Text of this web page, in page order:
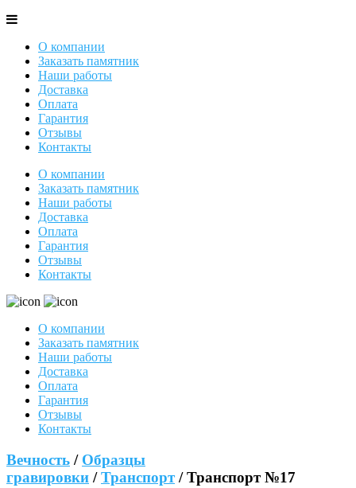
О компании
Заказать памятник
Наши работы
Доставка
Оплата
Гарантия
Отзывы
Контакты
О компании
Заказать памятник
Наши работы
Доставка
Оплата
Гарантия
Отзывы
Контакты
О компании
Заказать памятник
Наши работы
Доставка
Оплата
Гарантия
Отзывы
Контакты
Вечность / Образцы
гравировки /Транспорт / Транспорт №17